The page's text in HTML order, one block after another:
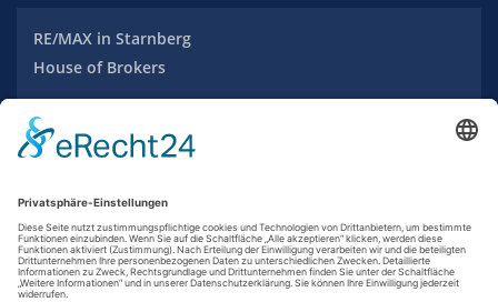
RE/MAX in Starnberg
House of Brokers
Maximilianstraße 20
82319 Starnberg
Tel.: +49 (0) 8151 / 970 2353
info-starnberg@remax.de
www.remax-starnberg.com